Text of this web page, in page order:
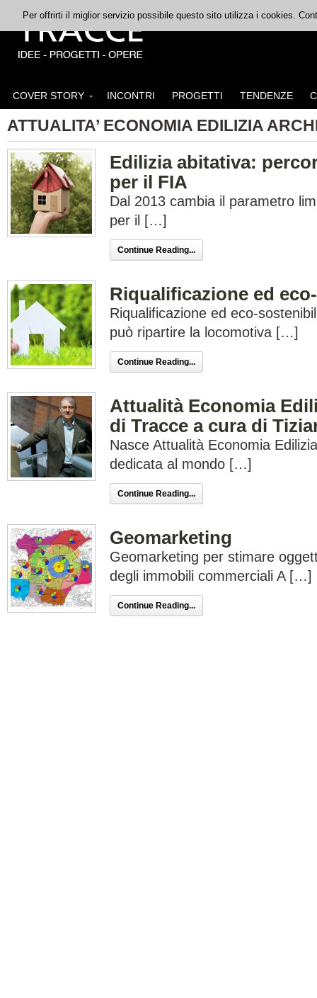
COVER STORY INCONTRI PROGETTI TENDENZE
ATTUALITA’ ECONOMIA EDILIZIA
Edilizia abitativa:
per il FIA
Dal 2013 cambia il parametro
per il […]
Continue Reading...
Riqualificazione ed
Riqualificazione ed eco-
può ripartire la locomotiva […]
Continue Reading...
Attualità Economia
di Tracce a cura di
Nasce Attualità Economia
dedicata al mondo […]
Continue Reading...
Geomarketing
Geomarketing per stimare
degli immobili commerciali A […]
Continue Reading...
Per offrirti il miglior servizio possibile questo sito utilizza i cookies.